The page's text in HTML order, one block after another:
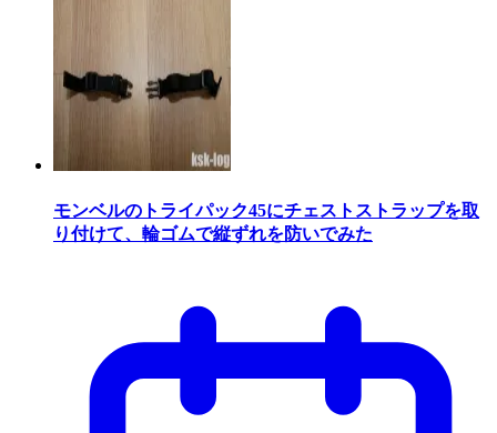
モンベルのトライパック45にチェストストラップを取
り付けて、輪ゴムで縦ずれを防いでみた